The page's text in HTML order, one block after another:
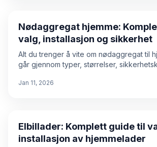
Nødaggregat hjemme:
valg, installasjon og sikkerhet
Alt du trenger å vite om nødaggregat til
går gjennom typer, størrelser,
går.
Jan 11, 2026
Elbillader: Komplett guide til
installasjon av hjemmelader